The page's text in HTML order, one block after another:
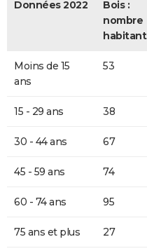
Données 2022
Bois :
nombre
Moins de 15
ans
53
15 - 29 ans 38
30 - 44 ans 67
45 - 59 ans 74
60 - 74 ans 95
75 ans et plus 27